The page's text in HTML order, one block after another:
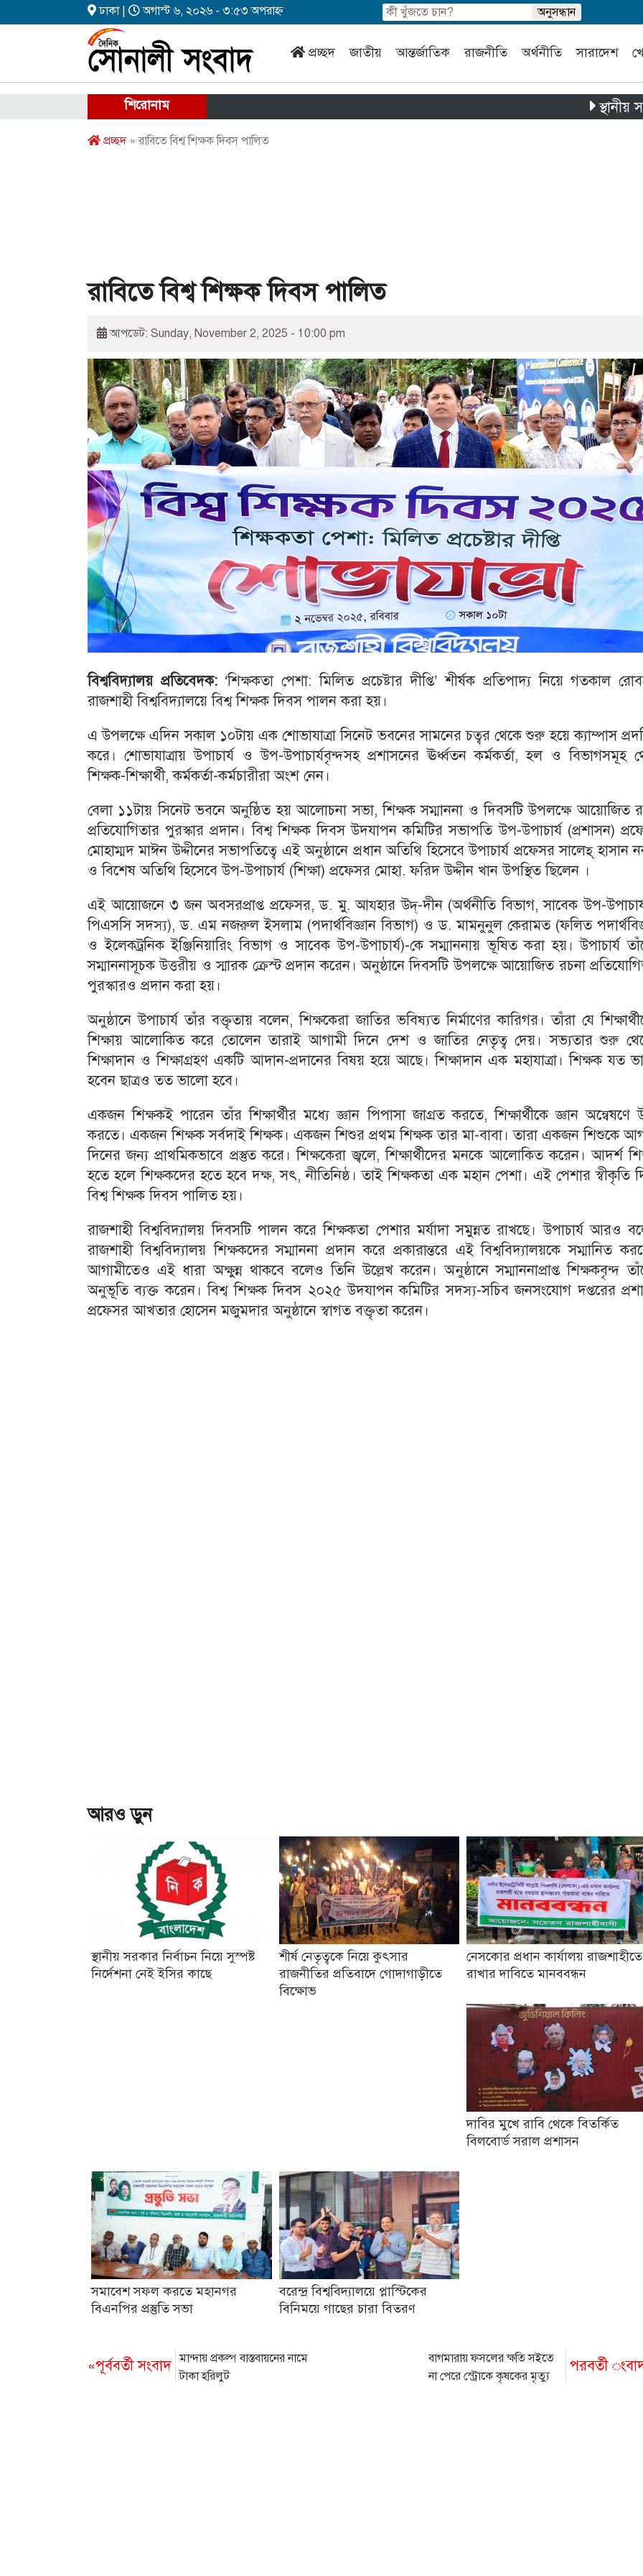
ঢাকা | অগাস্ট ৬, ২০২৬ - ৩:৫৩ অপরাহ্ন
প্রচ্ছদ জাতীয় আন্তর্জাতিক রাজনীতি অর্থনীতি সারাদেশ
শিরোনাম স্থানীয় সরকার
প্রচ্ছদ» রাবিতে বিশ্ব শিক্ষক দিবস পালিত
রাবিতে বিশ্ব শিক্ষক দিবস পালিত
আপডেট: Sunday, November 2, 2025 - 10:00 pm
বিশ্ববিদ্যালয় প্রতিবেদক:‘শিক্ষকতা পেশা: মিলিত প্রচেষ্টার দীপ্তি’ শীর্ষক প্রতিপাদ্য নিয়ে গতকাল
রাজশাহী বিশ্ববিদ্যালয়ে বিশ্ব শিক্ষক দিবস পালন করা হয়।
এ উপলক্ষে এদিন সকাল ১০টায় এক শোভাযাত্রা সিনেট ভবনের সামনের চত্বর থেকে শুরু হয়ে ক্যাম্পাস
করে। শোভাযাত্রায় উপাচার্য ও উপ-উপাচার্যবৃন্দসহ প্রশাসনের ঊর্ধ্বতন কর্মকর্তা, হল ও বিভাগসমূহ
শিক্ষক-শিক্ষার্থী, কর্মকর্তা-কর্মচারীরা অংশ নেন।
বেলা ১১টায় সিনেট ভবনে অনুষ্ঠিত হয় আলোচনা সভা, শিক্ষক সম্মাননা ও দিবসটি উপলক্ষে আয়োজিত
প্রতিযোগিতার পুরস্কার প্রদান। বিশ্ব শিক্ষক দিবস উদযাপন কমিটির সভাপতি উপ-উপাচার্য (প্রশাসন)
মোহাম্মদ মাঈন উদ্দীনের সভাপতিত্বে এই অনুষ্ঠানে প্রধান অতিথি হিসেবে উপাচার্য প্রফেসর সালেহ্ হাসান
ও বিশেষ অতিথি হিসেবে উপ-উপাচার্য (শিক্ষা) প্রফেসর মোহা. ফরিদ উদ্দীন খান উপস্থিত ছিলেন ।
এই আয়োজনে ৩ জন অবসরপ্রাপ্ত প্রফেসর, ড. মু. আয্হার উদ্-দীন (অর্থনীতি বিভাগ, সাবেক উপ-
পিএসসি সদস্য), ড. এম নজরুল ইসলাম (পদার্থবিজ্ঞান বিভাগ) ও ড. মামনুনুল কেরামত (ফলিত
ও ইলেকট্রনিক ইঞ্জিনিয়ারিং বিভাগ ও সাবেক উপ-উপাচার্য)-কে সম্মাননায় ভূষিত করা হয়। উপাচার্য
সম্মাননাসূচক উত্তরীয় ও স্মারক ক্রেস্ট প্রদান করেন। অনুষ্ঠানে দিবসটি উপলক্ষে আয়োজিত রচনা
পুরস্কারও প্রদান করা হয়।
অনুষ্ঠানে উপাচার্য তাঁর বক্তৃতায় বলেন, শিক্ষকেরা জাতির ভবিষ্যত নির্মাণের কারিগর। তাঁরা যে
শিক্ষায় আলোকিত করে তোলেন তারাই আগামী দিনে দেশ ও জাতির নেতৃত্ব দেয়। সভ্যতার শুরু
শিক্ষাদান ও শিক্ষাগ্রহণ একটি আদান-প্রদানের বিষয় হয়ে আছে। শিক্ষাদান এক মহাযাত্রা। শিক্ষক যত
হবেন ছাত্রও তত ভালো হবে।
একজন শিক্ষকই পারেন তাঁর শিক্ষার্থীর মধ্যে জ্ঞান পিপাসা জাগ্রত করতে, শিক্ষার্থীকে জ্ঞান অন্বেষণে
করতে। একজন শিক্ষক সর্বদাই শিক্ষক। একজন শিশুর প্রথম শিক্ষক তার মা-বাবা। তারা একজন শিশুকে
দিনের জন্য প্রাথমিকভাবে প্রস্তুত করে। শিক্ষকেরা জ্বলে, শিক্ষার্থীদের মনকে আলোকিত করেন। আদর্শ
হতে হলে শিক্ষকদের হতে হবে দক্ষ, সৎ, নীতিনিষ্ঠ। তাই শিক্ষকতা এক মহান পেশা। এই পেশার স্বীকৃতি
বিশ্ব শিক্ষক দিবস পালিত হয়।
রাজশাহী বিশ্ববিদ্যালয় দিবসটি পালন করে শিক্ষকতা পেশার মর্যাদা সমুন্নত রাখছে। উপাচার্য আরও
রাজশাহী বিশ্ববিদ্যালয় শিক্ষকদের সম্মাননা প্রদান করে প্রকারান্তরে এই বিশ্ববিদ্যালয়কে সম্মানিত
আগামীতেও এই ধারা অক্ষুন্ন থাকবে বলেও তিনি উল্লেখ করেন। অনুষ্ঠানে সম্মাননাপ্রাপ্ত শিক্ষকবৃন্দ
অনুভূতি ব্যক্ত করেন। বিশ্ব শিক্ষক দিবস ২০২৫ উদযাপন কমিটির সদস্য-সচিব জনসংযোগ দপ্তরের
প্রফেসর আখতার হোসেন মজুমদার অনুষ্ঠানে স্বাগত বক্তৃতা করেন।
আরও ড়ুন
স্থানীয় সরকার নির্বাচন নিয়ে সুস্পষ্ট
নির্দেশনা নেই ইসির কাছে
শীর্ষ নেতৃত্বকে নিয়ে কুৎসার
রাজনীতির প্রতিবাদে গোদাগাড়ীতে
বিক্ষোভ
নেসকোর প্রধান কার্যালয় রাজশাহীতে
রাখার দাবিতে মানববন্ধন
দাবির মুখে রাবি থেকে বিতর্কিত
বিলবোর্ড সরাল প্রশাসন
সমাবেশ সফল করতে মহানগর
বিএনপির প্রস্তুতি সভা
বরেন্দ্র বিশ্ববিদ্যালয়ে প্লাস্টিকের
বিনিময়ে গাছের চারা বিতরণ
«পূর্ববর্তী সংবাদ মান্দায় প্রকল্প বাস্তবায়নের নামে
টাকা হরিলুট
পরবর্তী
বাগমারায় ফসলের ক্ষতি সইতে
না পেরে স্ট্রোকে কৃষকের মৃত্যু